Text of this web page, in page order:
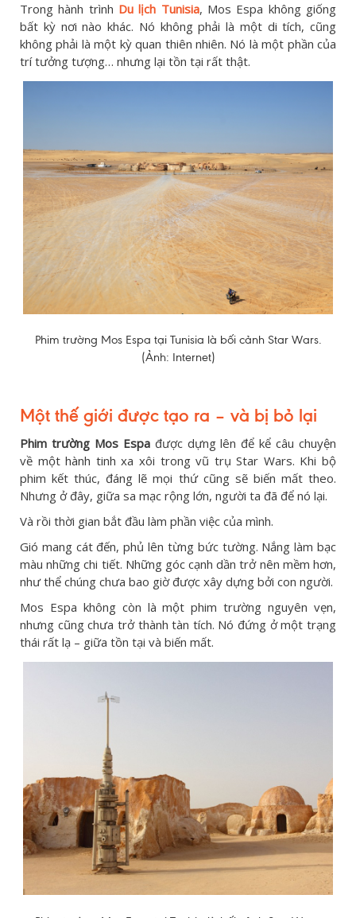
Trong hành trình Du lịch Tunisia, Mos Espa không giống
bất kỳ nơi nào khác. Nó không phải là một di tích, cũng
không phải là một kỳ quan thiên nhiên. Nó là một phần của
trí tưởng tượng… nhưng lại tồn tại rất thật.
Phim trường Mos Espa tại Tunisia là bối cảnh Star Wars.
(Ảnh: Internet)
Một thế giới được tạo ra – và bị bỏ lại
Phim trường Mos Espađược dựng lên để kể câu chuyện
về một hành tinh xa xôi trong vũ trụ Star Wars. Khi bộ
phim kết thúc, đáng lẽ mọi thứ cũng sẽ biến mất theo.
Nhưng ở đây, giữa sa mạc rộng lớn, người ta đã để nó lại.
Và rồi thời gian bắt đầu làm phần việc của mình.
Gió mang cát đến, phủ lên từng bức tường. Nắng làm bạc
màu những chi tiết. Những góc cạnh dần trở nên mềm hơn,
như thể chúng chưa bao giờ được xây dựng bởi con người.
Mos Espa không còn là một phim trường nguyên vẹn,
nhưng cũng chưa trở thành tàn tích. Nó đứng ở một trạng
thái rất lạ – giữa tồn tại và biến mất.